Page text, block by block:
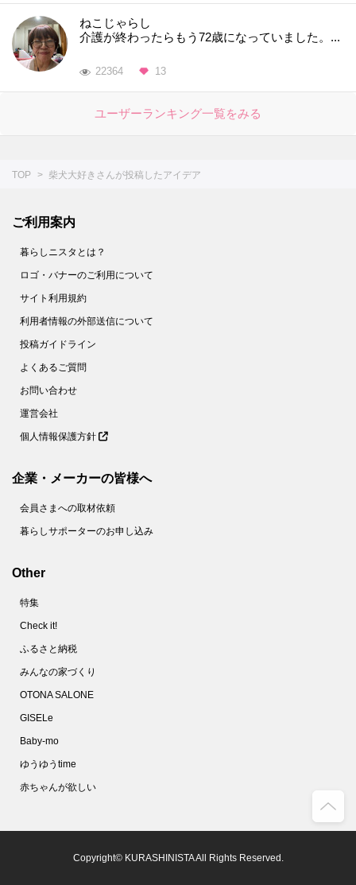
ねこじゃらし
介護が終わったらもう72歳になっていました。...
22364 13
ユーザーランキング一覧をみる
TOP 柴犬大好きさんが投稿したアイデア
ご利用案内
暮らしニスタとは？
ロゴ・バナーのご利用について
サイト利用規約
利用者情報の外部送信について
投稿ガイドライン
よくあるご質問
お問い合わせ
運営会社
個人情報保護方針
企業・メーカーの皆様へ
会員さまへの取材依頼
暮らしサポーターのお申し込み
Other
特集
Check it!
ふるさと納税
みんなの家づくり
OTONA SALONE
GISELe
Baby-mo
ゆうゆうtime
赤ちゃんが欲しい
Copyright© KURASHINISTA All Rights Reserved.